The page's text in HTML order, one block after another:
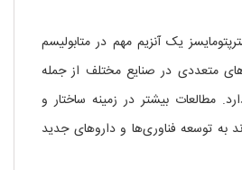
یک آنزیم مهم در متابولیسم
متعددی در صنایع مختلف از جمله
مطالعات بیشتر در زمینه ساختار و
به توسعه فناوری‌ها و داروهای جدید